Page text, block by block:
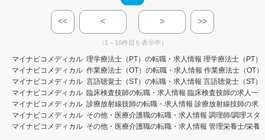
<< < > >>
（1～10件目を表示中）
マイナビコメディカル 理学療法士（PT）の転職・求人情報 理学療法士（PT）
マイナビコメディカル 作業療法士（OT）の転職・求人情報 作業療法士（OT
マイナビコメディカル 言語聴覚士（ST）の転職・求人情報 言語聴覚士（ST）
マイナビコメディカル 臨床検査技師の転職・求人情報 臨床検査技師の求人一覧
マイナビコメディカル 診療放射線技師の転職・求人情報 診療放射線技師の求
マイナビコメディカル その他・医療介護職の転職・求人情報 調理師/調理スタ
マイナビコメディカル その他・医療介護職の転職・求人情報 管理栄養士/栄養